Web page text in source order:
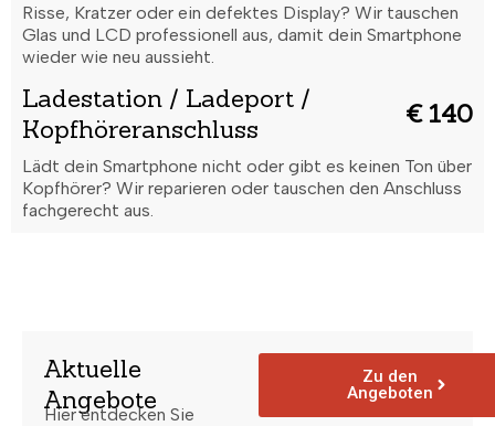
Risse, Kratzer oder ein defektes Display? Wir tauschen
Glas und LCD professionell aus, damit dein Smartphone
wieder wie neu aussieht.
Ladestation / Ladeport /
Kopfhöreranschluss
€ 140
Lädt dein Smartphone nicht oder gibt es keinen Ton über
Kopfhörer? Wir reparieren oder tauschen den Anschluss
fachgerecht aus.
Aktuelle
Angebote
Hier entdecken Sie
Zu den
Angeboten